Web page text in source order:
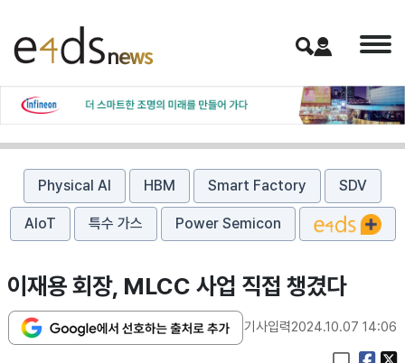
Physical AI HBM Smart Factory SDV
AIoT 특수 가스 Power Semicon
이재용 회장, MLCC 사업 직접 챙겼다
기사입력2024.10.07 14:06